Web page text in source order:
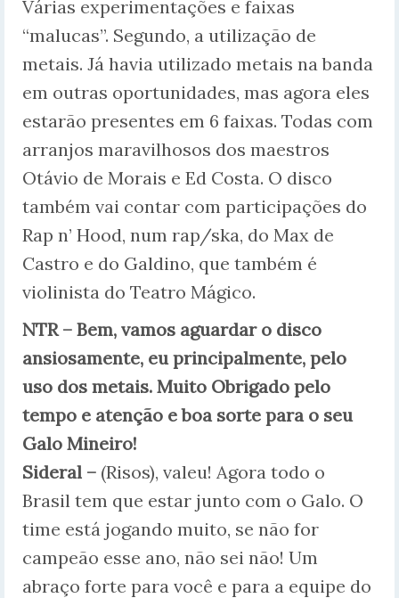
Várias experimentações e faixas
“malucas”. Segundo, a utilização de
metais. Já havia utilizado metais na banda
em outras oportunidades, mas agora eles
estarão presentes em 6 faixas. Todas com
arranjos maravilhosos dos maestros
Otávio de Morais e Ed Costa. O disco
também vai contar com participações do
Rap n’ Hood, num rap/ska, do Max de
Castro e do Galdino, que também é
violinista do Teatro Mágico.
NTR – Bem, vamos aguardar o disco
ansiosamente, eu principalmente, pelo
uso dos metais. Muito Obrigado pelo
tempo e atenção e boa sorte para o seu
Galo Mineiro!
Sideral – (Risos), valeu! Agora todo o
Brasil tem que estar junto com o Galo. O
time está jogando muito, se não for
campeão esse ano, não sei não! Um
abraço forte para você e para a equipe do